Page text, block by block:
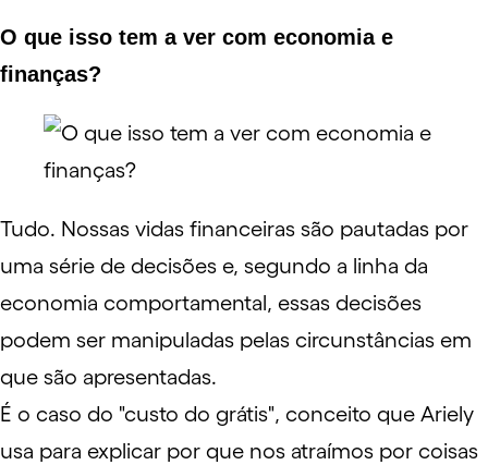
O que isso tem a ver com economia e
finanças?
Tudo. Nossas vidas financeiras são pautadas por
uma série de decisões e, segundo a linha da
economia comportamental, essas decisões
podem ser manipuladas pelas circunstâncias em
que são apresentadas.
É o caso do "custo do grátis", conceito que Ariely
usa para explicar por que nos atraímos por coisas